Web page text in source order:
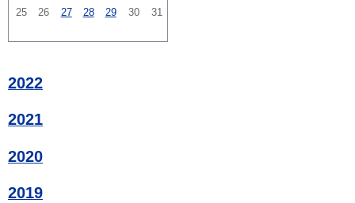
25
26 27 28 29 30 31
2022
2021
2020
2019